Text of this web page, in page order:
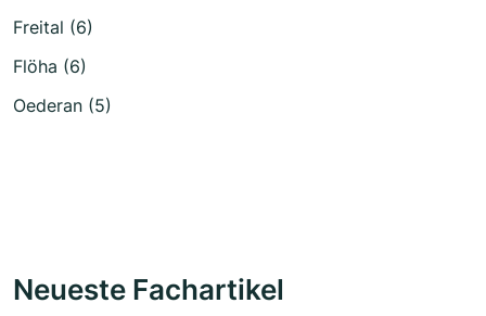
Freital (6)
Flöha (6)
Oederan (5)
Neueste Fachartikel